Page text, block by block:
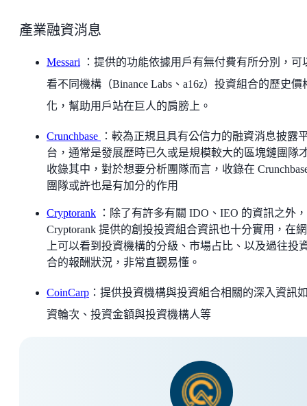
產業融資消息
Messari ：提供的功能依據用戶有無付費有所分別，可
看不同機構（Binance Labs、a16z）投資組合的歷史價
化，幫助用戶站在巨人的肩膀上。
Crunchbase
：較為正規且具有公信力的融資消息披露
台，通常是發展歷時已久或是規模較大的區塊鏈團隊
收錄其中，對於想要分析團隊而言，收錄在
團隊或許也是有加分的作用
Cryptorank ：除了有許多有關 IDO、IEO 的資訊之外，
Cryptorank 提供的創投投資組合資訊也十分實用，在
上可以看到投資機構的分級、市場占比、以及過往投
合的報酬狀況，非常直觀易懂。
CoinCarp ：提供投資機構與投資組合相關的深入資訊
資輪次、投資金額與投資機構人等